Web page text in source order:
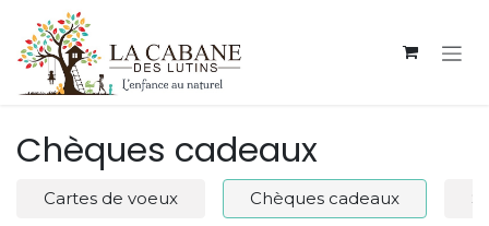
Se rendre au contenu
Chèques cadeaux
Cartes de voeux Chèques cadeaux